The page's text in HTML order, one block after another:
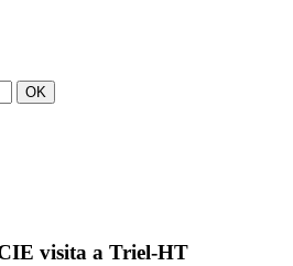
visita a Triel-HT